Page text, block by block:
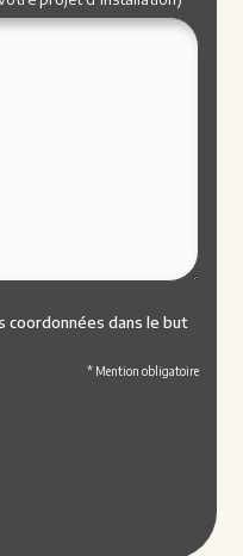
coordonnées dans le but
* Mention obligatoire